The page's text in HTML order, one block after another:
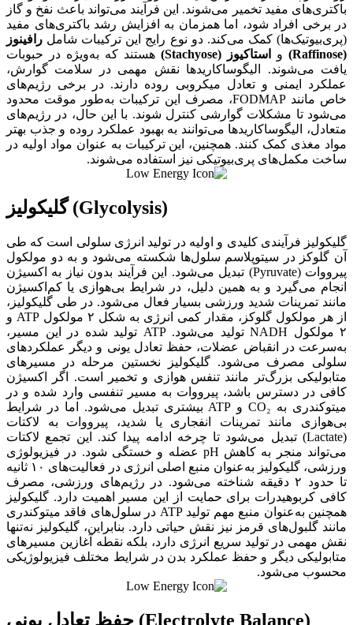
باکتری‌های مفید تخمیر می‌شوند. این فرآیند می‌تواند باعث نفخ و گاز
در برخی افراد شود، اما همزمان به افزایش رشد باکتری‌های مفید
(پری‌بیوتیک‌ها) کمک می‌کند. دو نوع رایج این ترکیبات شامل رافینوز
(Raffinose)
و استاکیوز (Stachyose)
هستند که به‌ویژه در حبوبات
یافت می‌شوند. الیگوساکاریدها نقش مهمی در سلامت گوارش،
عملکرد ایمنی و تعادل میکروبی روده دارند. در برخی رژیم‌های
خاص مانند FODMAP، مصرف این ترکیبات به‌طور موقت محدود
می‌شود تا مشکلات گوارشی کنترل شوند. با این حال، در رژیم‌های
متعادل، الیگوساکاریدها می‌توانند به بهبود عملکرد روده و جذب بهتر
مواد مغذی کمک کنند. همچنین، این ترکیبات به عنوان مواد اولیه در
ساخت مکمل‌های پری‌بیوتیکی نیز استفاده می‌شوند.
گلیکولیز (Glycolysis)
گلیکولیز فرآیندی کلیدی و اولیه در تولید انرژی سلولی است که طی
آن گلوکز در سیتوپلاسم سلول‌ها شکسته می‌شود و به دو مولکول
پیرووات (Pyruvate) تبدیل می‌شود. این فرآیند بدون نیاز به اکسیژن
انجام می‌گیرد و به همین دلیل، در شرایط بی‌هوازی یا کم‌اکسیژن
مانند تمرینات شدید ورزشی بسیار فعال می‌شود. در طی گلیکولیز،
از هر مولکول گلوکز، مقدار کمی انرژی به شکل ۲ مولکول ATP و
۲ مولکول NADH تولید می‌شود. ATP تولید شده در این مسیر،
به‌سرعت در انقباض عضلات، حفظ تعادل یونی و دیگر عملکردهای
سلولی مصرف می‌شود. گلیکولیز نخستین مرحله در مسیرهای
متابولیکی بزرگ‌تر مانند تنفس هوازی و تخمیر است. اگر اکسیژن
کافی در دسترس باشد، پیرووات به مسیر تنفسی وارد شده و در
میتوکندری به CO₂ و ATP بیشتری تبدیل می‌شود. اما در شرایط
بی‌هوازی مانند تمرینات انفجاری یا شدید، پیرووات به لاکتات
(Lactate) تبدیل می‌شود تا چرخه ادامه پیدا کند. این تجمع لاکتات
می‌تواند منجر به کاهش pH عضله و خستگی شود. در فیزیولوژی
ورزشی، گلیکولیز به‌عنوان منبع اصلی انرژی در فعالیت‌های ۱۰ ثانیه
تا حدود ۲ دقیقه شناخته می‌شود. در رژیم‌های ورزشی، مصرف
کافی کربوهیدرات برای حمایت از این مسیر اهمیت دارد. گلیکولیز
همچنین به‌عنوان منبع مهم تولید ATP در سلول‌های فاقد میتوکندری
مانند گلبول‌های قرمز نیز نقش حیاتی دارد. بنابراین، گلیکولیز نه‌تنها
نقش مهمی در تولید سریع انرژی دارد، بلکه نقطه آغازین مسیرهای
متابولیکی دیگر و حفظ عملکرد بدن در شرایط مختلف فیزیولوژیکی
محسوب می‌شود.
حفظ تعادل یونی (Electrolyte Balance)